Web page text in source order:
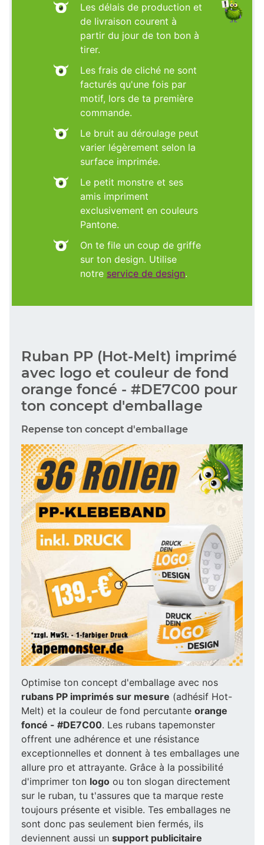
Les délais de production et
de livraison courent à
partir du jour de ton bon à
tirer.
Les frais de cliché ne sont
facturés qu'une fois par
motif, lors de ta première
commande.
Le bruit au déroulage peut
varier légèrement selon la
surface imprimée.
Le petit monstre et ses
amis impriment
exclusivement en couleurs
Pantone.
On te file un coup de griffe
sur ton design. Utilise
notre service de design.
Ruban PP (Hot-Melt) imprimé
avec logo et couleur de fond
orange foncé - #DE7C00 pour
ton concept d'emballage
Repense ton concept d'emballage
Optimise ton concept d'emballage avec nos
rubans PP imprimés sur mesure (adhésif Hot-
Melt) et la couleur de fond percutante orange
foncé - #DE7C00. Les rubans tapemonster
offrent une adhérence et une résistance
exceptionnelles et donnent à tes emballages une
allure pro et attrayante. Grâce à la possibilité
d'imprimer ton logo ou ton slogan directement
sur le ruban, tu t'assures que ta marque reste
toujours présente et visible. Tes emballages ne
sont donc pas seulement bien fermés, ils
deviennent aussi un support publicitaire